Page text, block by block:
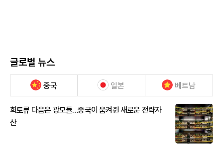
글로벌 뉴스
중국 일본 베트남
희토류 다음은 광모듈…중국이 움켜쥔 새로운 전략자
산